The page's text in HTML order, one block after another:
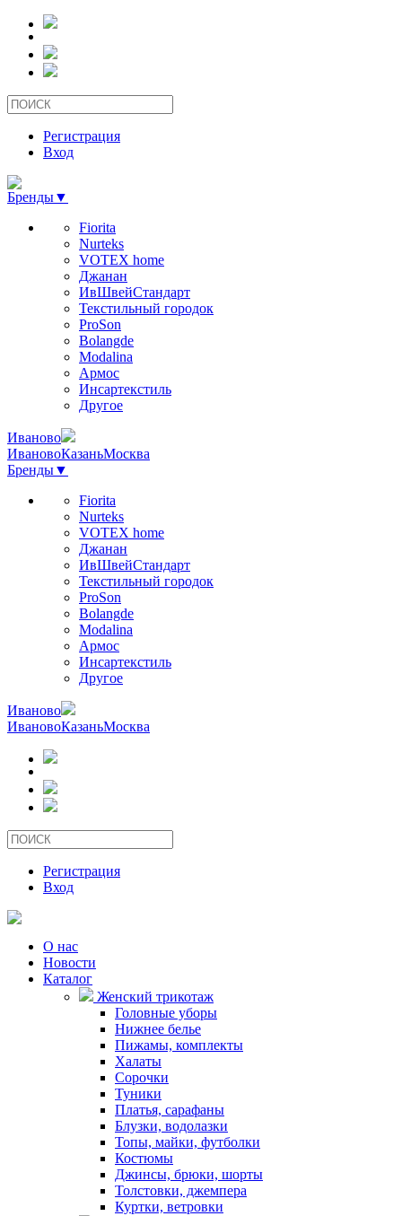
Регистрация
Вход
Бренды▼
Fiorita
Nurteks
VOTEX home
Джанан
ИвШвейСтандарт
Текстильный городок
ProSon
Bolangde
Modalina
Армос
Инсартекстиль
Другое
Иваново
ИвановоКазаньМосква
Бренды▼
Fiorita
Nurteks
VOTEX home
Джанан
ИвШвейСтандарт
Текстильный городок
ProSon
Bolangde
Modalina
Армос
Инсартекстиль
Другое
Иваново
ИвановоКазаньМосква
Регистрация
Вход
О нас
Новости
Каталог
Женский трикотаж
Головные уборы
Нижнее белье
Пижамы, комплекты
Халаты
Сорочки
Туники
Платья, сарафаны
Блузки, водолазки
Топы, майки, футболки
Костюмы
Джинсы, брюки, шорты
Толстовки, джемпера
Куртки, ветровки